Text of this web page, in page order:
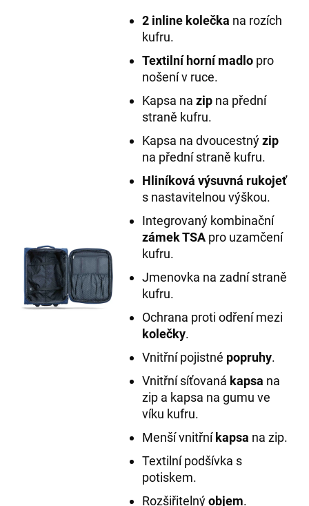
2 inline kolečka na rozích
kufru.
Textilní horní madlopro
nošení v ruce.
Kapsa na zipna přední
straně kufru.
Kapsa na dvoucestnýzip
na přední straně kufru.
Hliníková výsuvná rukojeť
s nastavitelnou výškou.
Integrovaný kombinační
zámek TSApro uzamčení
kufru.
Jmenovka na zadní straně
kufru.
Ochrana proti odření mezi
kolečky.
Vnitřní pojistné popruhy.
Vnitřní síťovaná kapsa na
zip a kapsa na gumu ve
víku kufru.
Menší vnitřní kapsa na zip.
Textilní podšívka s
potiskem.
Rozšiřitelnýobjem.